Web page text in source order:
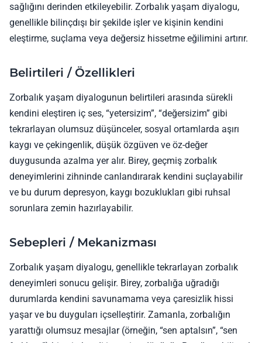
sağlığını derinden etkileyebilir. Zorbalık yaşam diyalogu,
genellikle bilinçdışı bir şekilde işler ve kişinin kendini
eleştirme, suçlama veya değersiz hissetme eğilimini artırır.
Belirtileri / Özellikleri
Zorbalık yaşam diyalogunun belirtileri arasında sürekli
kendini eleştiren iç ses, “yetersizim”, “değersizim” gibi
tekrarlayan olumsuz düşünceler, sosyal ortamlarda aşırı
kaygı ve çekingenlik, düşük özgüven ve öz-değer
duygusunda azalma yer alır. Birey, geçmiş zorbalık
deneyimlerini zihninde canlandırarak kendini suçlayabilir
ve bu durum depresyon, kaygı bozuklukları gibi ruhsal
sorunlara zemin hazırlayabilir.
Sebepleri / Mekanizması
Zorbalık yaşam diyalogu, genellikle tekrarlayan zorbalık
deneyimleri sonucu gelişir. Birey, zorbalığa uğradığı
durumlarda kendini savunamama veya çaresizlik hissi
yaşar ve bu duyguları içselleştirir. Zamanla, zorbalığın
yarattığı olumsuz mesajlar (örneğin, “sen aptalsın”, “sen